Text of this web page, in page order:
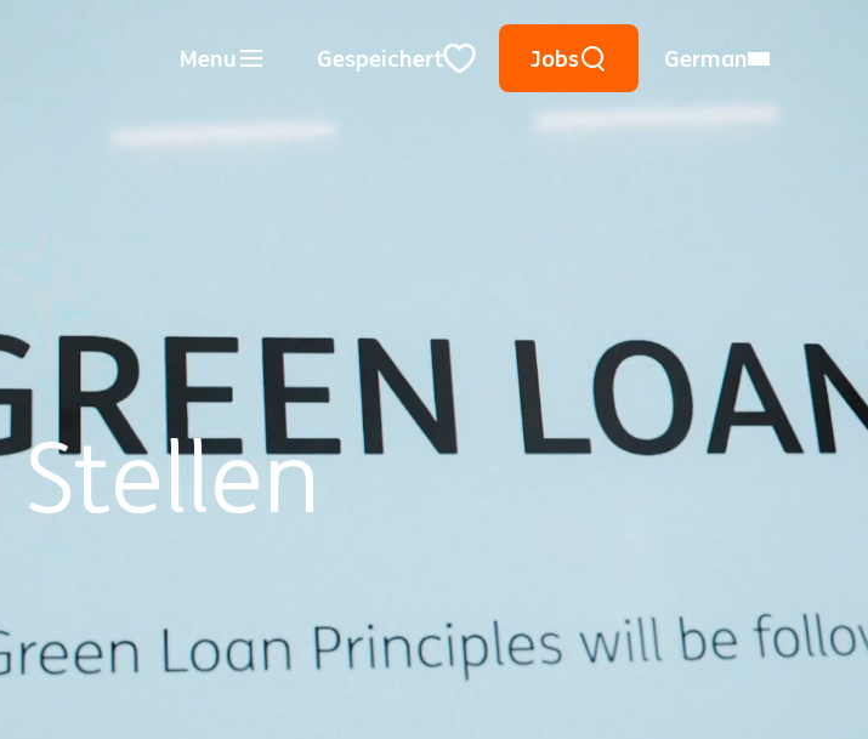
Menu Gespeichert Jobs
Suche mithilfe von Suchwörtern
Ort, Region oder PLZ
Meinen Ort verwenden
Close
German